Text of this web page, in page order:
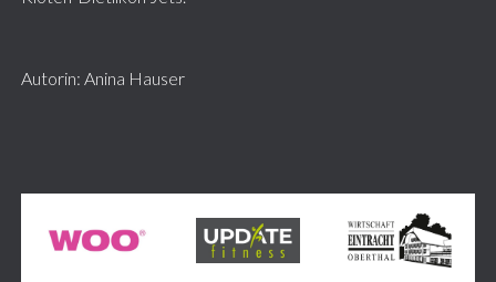
Autorin: Anina Hauser